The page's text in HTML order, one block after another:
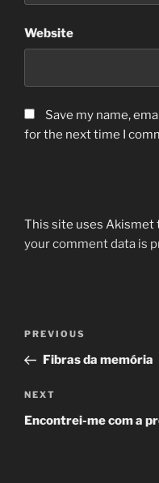
Website
Save my name,
for the next time I
This site uses Akismet
your comment data is
Previous
Post
PREVIOUS
Fibras da memória
Next
Post
NEXT
Encontrei-me com a